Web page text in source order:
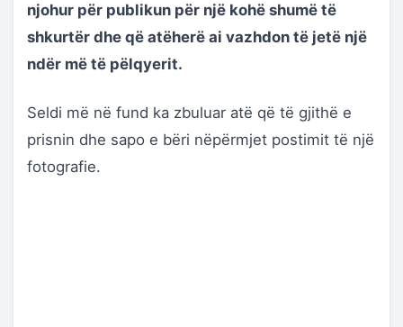
njohur për publikun për një kohë shumë të
shkurtër dhe që atëherë ai vazhdon të jetë një
ndër më të pëlqyerit.
Seldi më në fund ka zbuluar atë që të gjithë e
prisnin dhe sapo e bëri nëpërmjet postimit të një
fotografie.